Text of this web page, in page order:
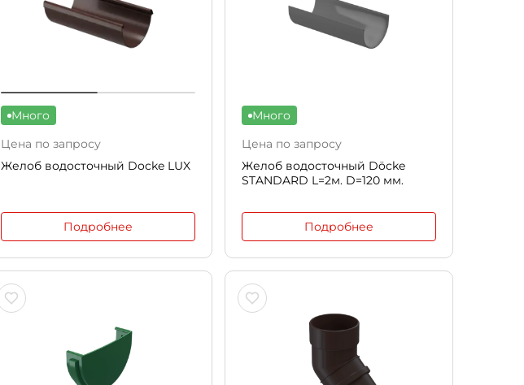
Много
Цена по запросу
Желоб водосточный Docke LUX
Подробнее
Много
Цена по запросу
Желоб водосточный Döcke
STANDARD L=2м. D=120 мм.
Подробнее